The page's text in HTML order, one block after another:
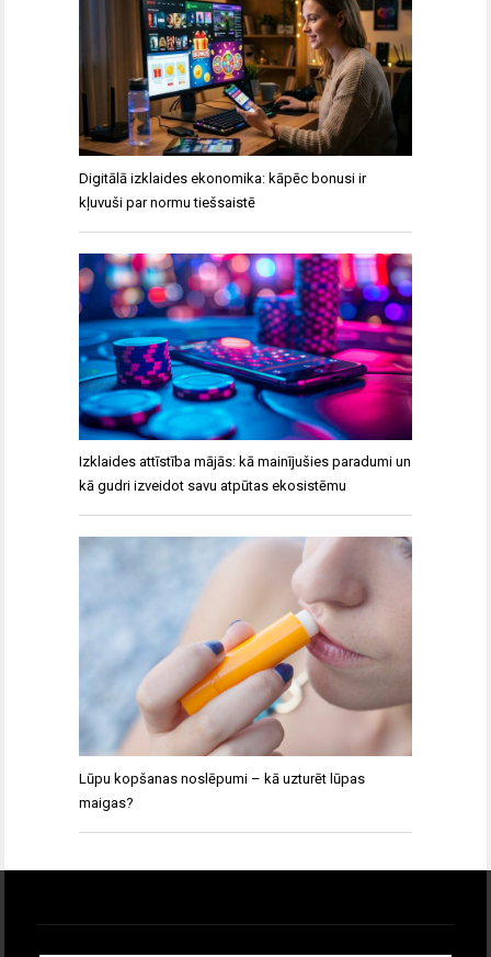
Digitālā izklaides ekonomika: kāpēc bonusi ir
kļuvuši par normu tiešsaistē
Izklaides attīstība mājās: kā mainījušies paradumi un
kā gudri izveidot savu atpūtas ekosistēmu
Lūpu kopšanas noslēpumi – kā uzturēt lūpas
maigas?